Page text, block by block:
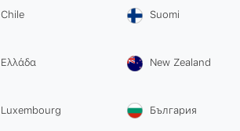
Chile Suomi
Ελλάδα New Zealand
Luxembourg България